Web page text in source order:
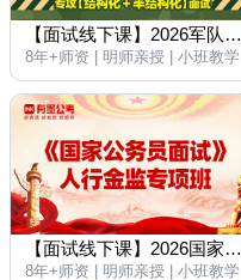
【面试线下课】2026军队文职考试面试名师专项班
8年+师资 | 明师亲授 | 小班教学
【面试线下课】2026国家公务员考试面试【人行金监】名师专项班
8年+师资 | 明师亲授 | 小班教学